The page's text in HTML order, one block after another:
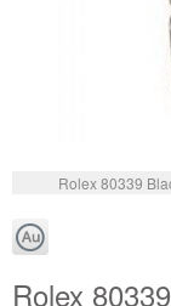
Rolex 80339
Rolex